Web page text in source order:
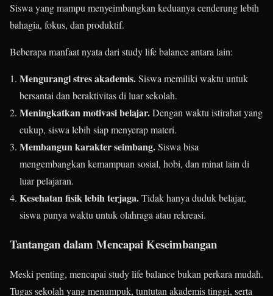
Siswa yang mampu menyeimbangkan keduanya cenderung lebih
bahagia, fokus, dan produktif.
Beberapa manfaat nyata dari study life balance antara lain:
Mengurangi stres akademis.Siswa memiliki waktu untuk
bersantai dan beraktivitas di luar sekolah.
Meningkatkan motivasi belajar.Dengan waktu istirahat yang
cukup, siswa lebih siap menyerap materi.
Membangun karakter seimbang.Siswa bisa
mengembangkan kemampuan sosial, hobi, dan minat lain di
luar pelajaran.
Kesehatan fisik lebih terjaga.Tidak hanya duduk belajar,
siswa punya waktu untuk olahraga atau rekreasi.
Tantangan dalam Mencapai Keseimbangan
Meski penting, mencapai study life balance bukan perkara mudah.
Tugas sekolah yang menumpuk, tuntutan akademis tinggi, serta